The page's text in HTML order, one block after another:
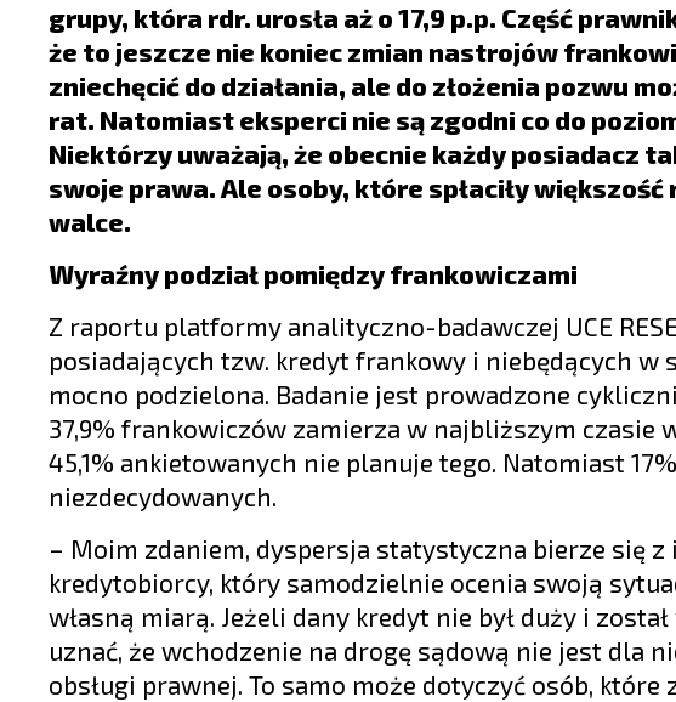
grupy, która rdr. urosła aż o 17,9 p.p. Część
że to jeszcze nie koniec zmian nastrojów
zniechęcić do działania, ale do złożenia pozwu
rat. Natomiast eksperci nie są zgodni co do
Niektórzy uważają, że obecnie każdy posiadacz
swoje prawa. Ale osoby, które spłaciły
walce.
Wyraźny podział pomiędzy frankowiczami
Z raportu platformy analityczno-badawczej UCE
posiadających tzw. kredyt frankowy i niebędących w
mocno podzielona. Badanie jest prowadzone
37,9% frankowiczów zamierza w najbliższym czasie
45,1% ankietowanych nie planuje tego. Natomiast
niezdecydowanych.
– Moim zdaniem, dyspersja statystyczna bierze się
kredytobiorcy, który samodzielnie ocenia swoją
własną miarą. Jeżeli dany kredyt nie był duży i
uznać, że wchodzenie na drogę sądową nie jest dla
obsługi prawnej. To samo może dotyczyć osób, które